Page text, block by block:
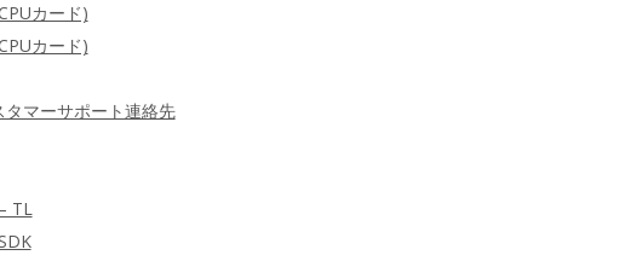
カード)
カード)
マーサポート連絡先
TL